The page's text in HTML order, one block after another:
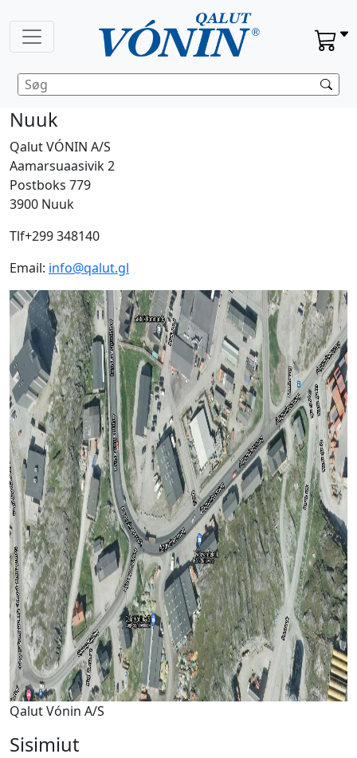
Nuuk
Qalut VÓNIN A/S
Aamarsuaasivik 2
Postboks 779
3900 Nuuk
Tlf+299 348140
Email: info@qalut.gl
Qalut Vónin A/S
Sisimiut